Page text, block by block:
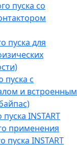
пуска со
пуска для
пуска с
и встроенным
INSTART
применения
пуска INSTART